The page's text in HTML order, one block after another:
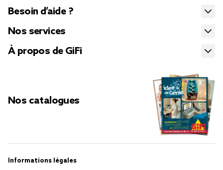
Besoin d’aide ?
Nos services
À propos de GiFi
Nos catalogues
Informations légales